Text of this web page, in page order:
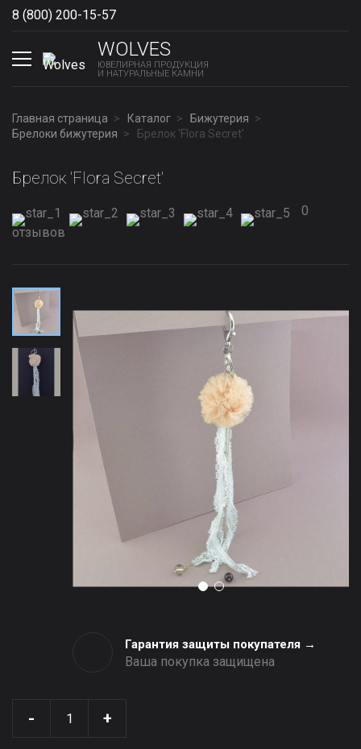
8 (800) 200-15-57
WOLVES
ЮВЕЛИРНАЯ ПРОДУКЦИЯ
И НАТУРАЛЬНЫЕ КАМНИ
Главная страница Каталог
Бижутерия
Брелоки бижутерия
Брелок 'Flora Secret'
Брелок 'Flora Secret'
0
отзывов
Гарантия защиты покупателя →
Ваша покупка защищена
- +